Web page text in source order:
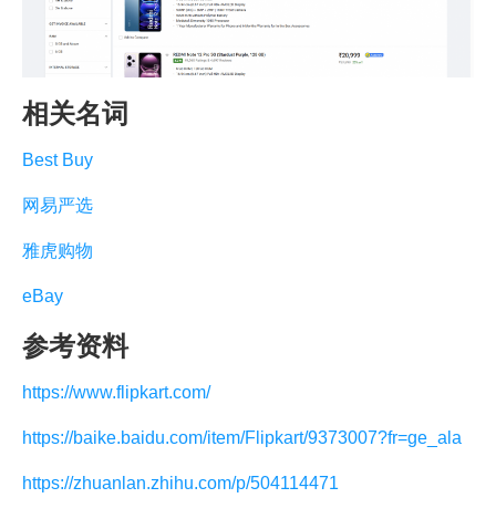
相关名词
Best Buy
网易严选
雅虎购物
eBay
参考资料
https://www.flipkart.com/
https://baike.baidu.com/item/Flipkart/9373007?fr=ge_ala
https://zhuanlan.zhihu.com/p/504114471